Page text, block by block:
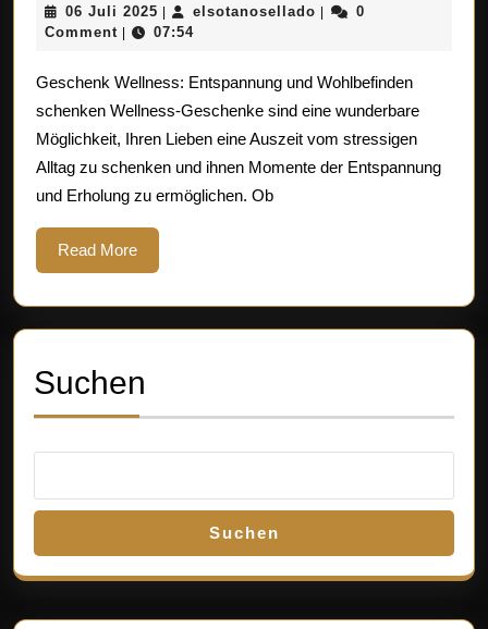
Das
Geschenk
für
Wellness-
Liebhaber
06 Juli 2025 06
Juli
| elsotanosellado elsotanosellado
|
0
Comment | 07:54
Geschenk Wellness: Entspannung und Wohlbefinden
schenken Wellness-Geschenke sind eine wunderbare
Möglichkeit, Ihren Lieben eine Auszeit vom stressigen
Alltag zu schenken und ihnen Momente der Entspannung
und Erholung zu ermöglichen. Ob
Read MoreRead
More
Suchen
Suchen